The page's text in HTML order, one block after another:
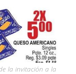
la invitación a la